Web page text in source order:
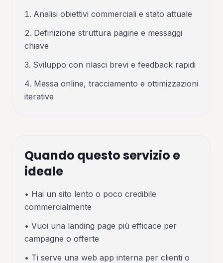
Analisi obiettivi commerciali e stato attuale
Definizione struttura pagine e messaggi
chiave
Sviluppo con rilasci brevi e feedback rapidi
Messa online, tracciamento e ottimizzazioni
iterative
Quando questo servizio e
ideale
• Hai un sito lento o poco credibile
commercialmente
• Vuoi una landing page più efficace per
campagne o offerte
• Ti serve una web app interna per clienti o